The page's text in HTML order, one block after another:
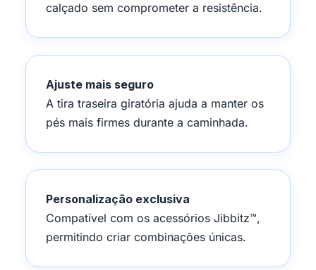
calçado sem comprometer a resistência.
Ajuste mais seguro
A tira traseira giratória ajuda a manter os
pés mais firmes durante a caminhada.
Personalização exclusiva
Compatível com os acessórios Jibbitz™,
permitindo criar combinações únicas.